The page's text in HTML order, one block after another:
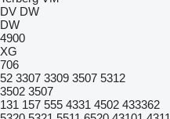
DV DW
DW
4900
XG
706
52 3307 3309 3507 5312
3502 3507
131 157 555 4331 4502 433362